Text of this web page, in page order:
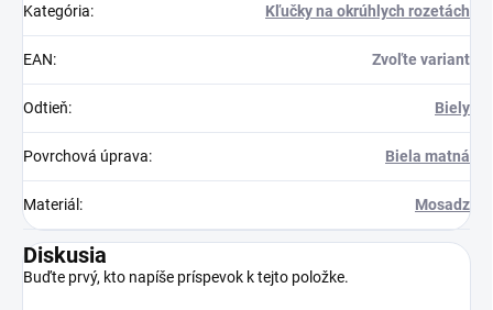
Kategória: Kľučky na okrúhlych rozetách
EAN: Zvoľte variant
Odtieň: Biely
Povrchová úprava: Biela matná
Materiál : Mosadz
Diskusia
Buďte prvý, kto napíše príspevok k tejto položke.